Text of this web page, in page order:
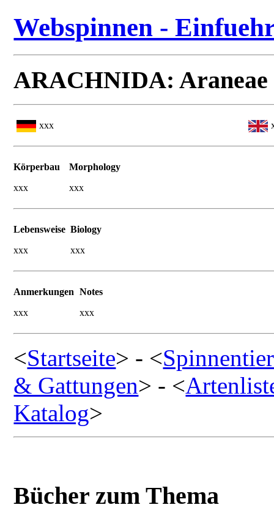
Webspinnen -
ARACHNIDA: Araneae
xxx
Körperbau
xxx
Morphology
xxx
Lebensweise
xxx
Biology
xxx
Anmerkungen
xxx
Notes
xxx
<Startseite> - <
& Gattungen> - <
Katalog>
Bücher zum Thema